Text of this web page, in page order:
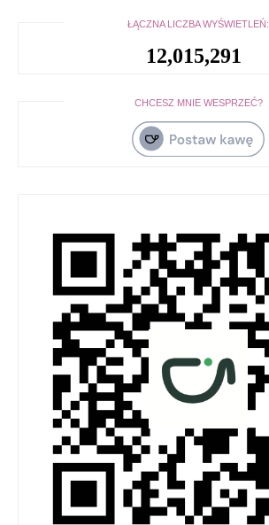
ŁĄCZNA LICZBA WYŚWIETLEŃ:
12,015,291
CHCESZ MNIE WESPRZEĆ?